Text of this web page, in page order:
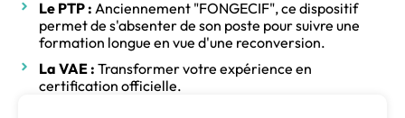
Le PTP : Anciennement "FONGECIF", ce dispositif
permet de s'absenter de son poste pour suivre une
formation longue en vue d'une reconversion.
La VAE : Transformer votre expérience en
certification officielle.